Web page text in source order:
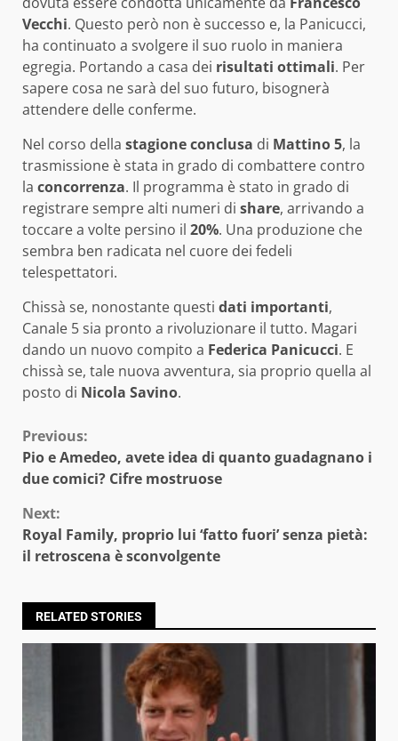
Vecchi. Questo però non è successo e, la Panicucci,
ha continuato a svolgere il suo ruolo in maniera
egregia. Portando a casa dei risultati ottimali. Per
sapere cosa ne sarà del suo futuro, bisognerà
attendere delle conferme.
Nel corso della stagione conclusa di Mattino5, la
trasmissione è stata in grado di combattere contro
la concorrenza. Il programma è stato in grado di
registrare sempre alti numeri di share, arrivando a
toccare a volte persino il 20%. Una produzione che
sembra ben radicata nel cuore dei fedeli
telespettatori.
Chissà se, nonostante questi dati importanti,
Canale 5 sia pronto a rivoluzionare il tutto. Magari
dando un nuovo compito a Federica Panicucci. E
chissà se, tale nuova avventura, sia proprio quella al
posto di Nicola Savino.
Continue
Reading
Previous:
Pio e Amedeo, avete idea di quanto guadagnano i
due comici? Cifre mostruose
Next:
Royal Family, proprio lui ‘fatto fuori’ senza pietà:
il retroscena è sconvolgente
RELATED STORIES